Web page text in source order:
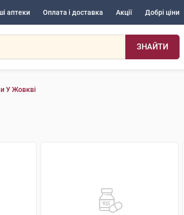
аптеки Оплата і доставка Акції Добрі ціни
ЗНАЙТИ
У Жовкві